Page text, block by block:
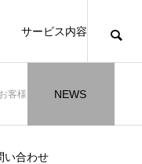
サービス内容
NEWS
い合わせ
お客様アンケート173